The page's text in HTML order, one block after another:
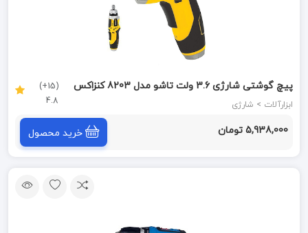
پیچ گوشتی شارژی 3.6 ولت تاشو مدل 8203 کنزاکس
KENZAX
ابزارآلات > شارژی
(15+)
4.8
5,938,000 تومان خرید محصول